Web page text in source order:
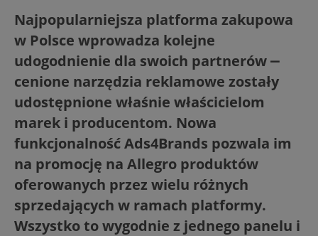
Najpopularniejsza platforma zakupowa
w Polsce wprowadza kolejne
udogodnienie dla swoich partnerów ⎼
cenione narzędzia reklamowe zostały
udostępnione właśnie właścicielom
marek i producentom. Nowa
funkcjonalność Ads4Brands pozwala im
na promocję na Allegro produktów
oferowanych przez wielu różnych
sprzedających w ramach platformy.
Wszystko to wygodnie z jednego panelu i